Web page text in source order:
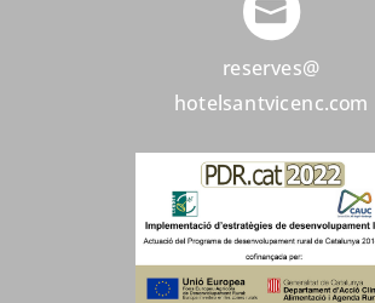

reserves@
hotelsantvicenc.com